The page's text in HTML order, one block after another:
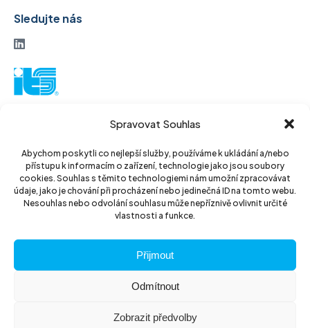
Spravovat Souhlas
Abychom poskytli co nejlepší služby, používáme k ukládání a/nebo
přístupu k informacím o zařízení, technologie jako jsou soubory
cookies. Souhlas s těmito technologiemi nám umožní zpracovávat
údaje, jako je chování při procházení nebo jedinečná ID na tomto webu.
Nesouhlas nebo odvolání souhlasu může nepříznivě ovlivnit určité
vlastnosti a funkce.
Přijmout
Odmítnout
Zobrazit předvolby
Sledujte nás
130 52 Praha3
Czech Republic
IČ: 14889811
© 2026 ITS akciová společnost